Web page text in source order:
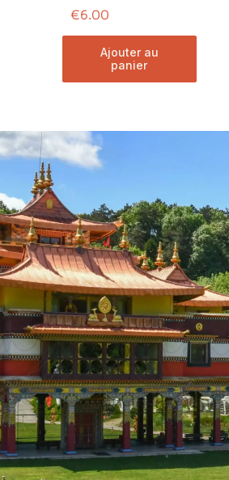
€6.00
ajouter au
panier